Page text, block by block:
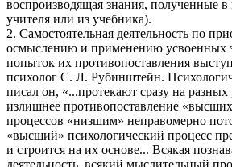
воспроизводящая знания, полученные в
учителя или из учебника).
2. Самостоятельная деятельность по
осмыслению и применению усвоенных
попыток их противопоставления
психолог С. Л. Рубинштейн.
писал он, «...протекают сразу на
излишнее противопоставление
процессов «низшим» неправомерно
«высший» психологический процесс
и строится на их основе... Всякая